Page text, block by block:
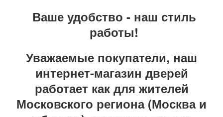
Термо Лацио
Флагман
Электрозамок Смарт
Двери Лабиринт
Лабиринт Аляска Лайт
Лабиринт Арт
Лабиринт Атлантик
Лабиринт Бетон
Лабиринт Верса
Лабиринт Версаль
Ваше удобство - наш стиль
работы!
Уважаемые покупатели, наш
интернет-магазин дверей
работает как для жителей
Московского региона (Москва и